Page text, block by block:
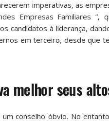
imperativas, as
Empresas Familiares ”,
candidatos à liderança,
em terceiro, desde que
melhor seus
conselho óbvio. No